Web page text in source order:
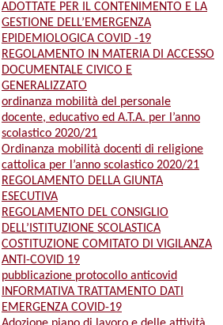
ADOTTATE PER IL CONTENIMENTO E LA
GESTIONE DELL’EMERGENZA
EPIDEMIOLOGICA COVID -19
REGOLAMENTO IN MATERIA DI ACCESSO
DOCUMENTALE CIVICO E
GENERALIZZATO
ordinanza mobilità del personale
docente, educativo ed A.T.A. per l’anno
scolastico 2020/21
Ordinanza mobilità docenti di religione
cattolica per l’anno scolastico 2020/21
REGOLAMENTO DELLA GIUNTA
ESECUTIVA
REGOLAMENTO DEL CONSIGLIO
DELL’ISTITUZIONE SCOLASTICA
COSTITUZIONE COMITATO DI VIGILANZA
ANTI-COVID 19
pubblicazione protocollo anticovid
INFORMATIVA TRATTAMENTO DATI
EMERGENZA COVID-19